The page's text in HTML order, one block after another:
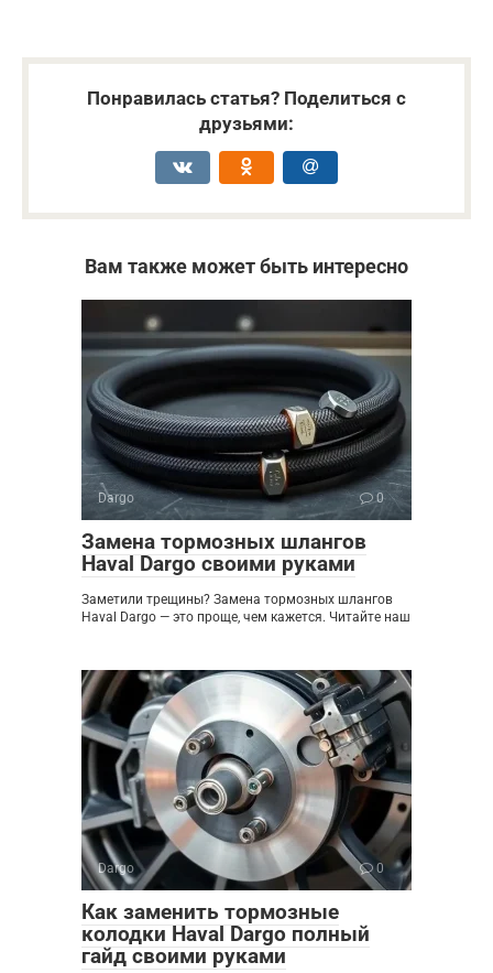
Понравилась статья? Поделиться с
друзьями:
Вам также может быть интересно
Dargo 0
Замена тормозных шлангов
Haval Dargo своими руками
Заметили трещины? Замена тормозных шлангов
Haval Dargo — это проще, чем кажется. Читайте наш
Dargo 0
Как заменить тормозные
колодки Haval Dargo полный
гайд своими руками